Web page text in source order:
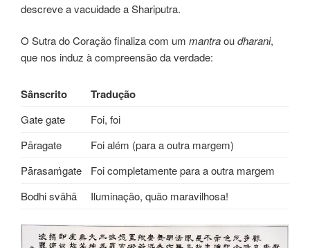
descreve a vacuidade a Shariputra.
O Sutra do Coração finaliza com um mantraoudharani,
que nos induz à compreensão da verdade:
Sânscrito Tradução
Gate gate
Foi, foi
Pāragate
Foi além (para a outra margem)
Pārasaṁgate
Foi completamente para a outra margem
Bodhi svāhā
Iluminação, quão maravilhosa!